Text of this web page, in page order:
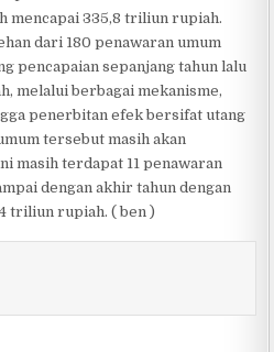
mencapai 335,8 triliun rupiah.
dari 180 penawaran umum
pencapaian sepanjang tahun lalu
melalui berbagai mekanisme,
penerbitan efek bersifat utang
tersebut masih akan
masih terdapat 11 penawaran
dengan akhir tahun dengan
triliun rupiah. ( ben )